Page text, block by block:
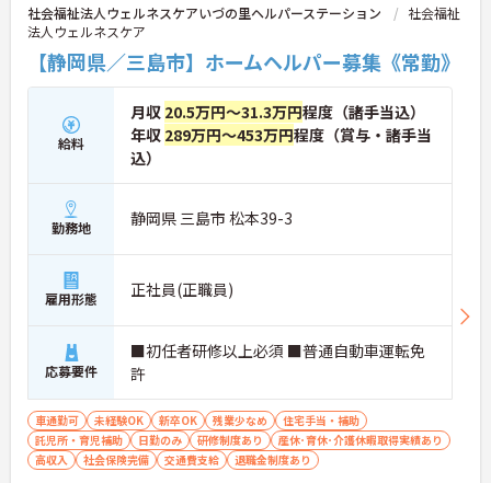
社会福祉法人ウェルネスケアいづの里ヘルパーステーション
社会福祉
法人ウェルネスケア
【静岡県／三島市】ホームヘルパー募集《常勤》
給料
月収 20.5万円～31.3万円程度（諸手当込）
年収 289万円～453万円程度（賞与・諸手当
込）
勤務地 静岡県 三島市 松本39-3
雇用形態 正社員(正職員)
応募要件
■初任者研修以上必須 ■普通自動車運転免
許
車通勤可 未経験OK 新卒OK 残業少なめ
住宅手当・補助
託児所・育児補助
日勤のみ 研修制度あり
産休･育休･介護休暇取得実績あり
高収入
社会保険完備 交通費支給 退職金制度あり